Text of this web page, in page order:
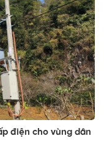
điện cho vùng dân